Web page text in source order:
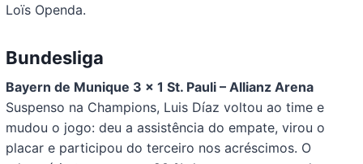
Loïs Openda.
Bundesliga
Bayern de Munique 3 x 1 St. Pauli – Allianz Arena
Suspenso na Champions, Luis Díaz voltou ao time e
mudou o jogo: deu a assistência do empate, virou o
placar e participou do terceiro nos acréscimos. O